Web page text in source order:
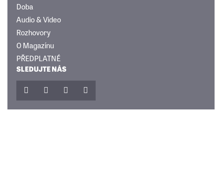
Doba
Audio & Video
Rozhovory
O Magazínu
PŘEDPLATNÉ
SLEDUJTE NÁS